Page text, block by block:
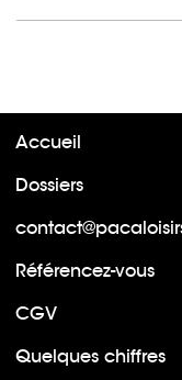
Accueil
Dossiers
Référencez-vous
CGV
Quelques chiffres